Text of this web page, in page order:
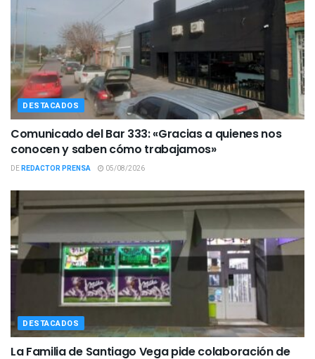
DESTACADOS
Comunicado del Bar 333: «Gracias a quienes nos
conocen y saben cómo trabajamos»
DEREDACTOR PRENSA 05/08/2026
DESTACADOS
La Familia de Santiago Vega pide colaboración de